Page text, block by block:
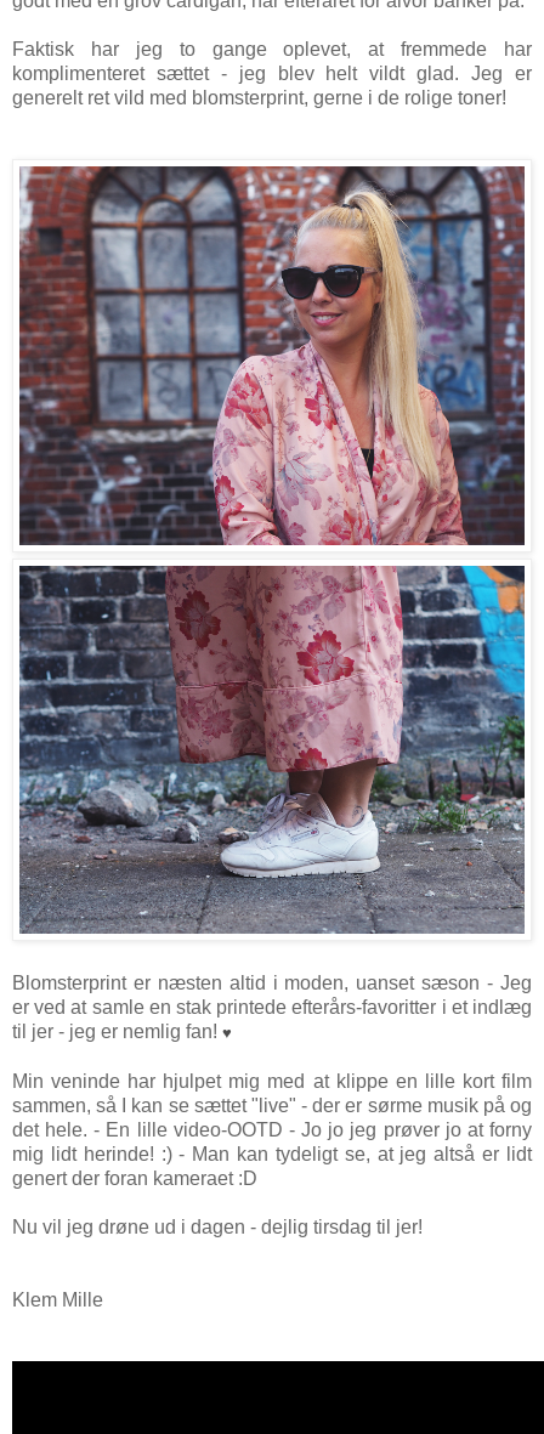
Faktisk har jeg to gange oplevet, at fremmede har
komplimenteret sættet - jeg blev helt vildt glad. Jeg er
generelt ret vild med blomsterprint, gerne i de rolige toner!
Blomsterprint er næsten altid i moden, uanset sæson - Jeg
er ved at samle en stak printede efterårs-favoritter i et indlæg
til jer - jeg er nemlig fan! ♥
Min veninde har hjulpet mig med at klippe en lille kort film
sammen, så I kan se sættet "live" - der er sørme musik på og
det hele. - En lille video-OOTD - Jo jo jeg prøver jo at forny
mig lidt herinde! :) - Man kan tydeligt se, at jeg altså er lidt
genert der foran kameraet :D
Nu vil jeg drøne ud i dagen - dejlig tirsdag til jer!
Klem Mille